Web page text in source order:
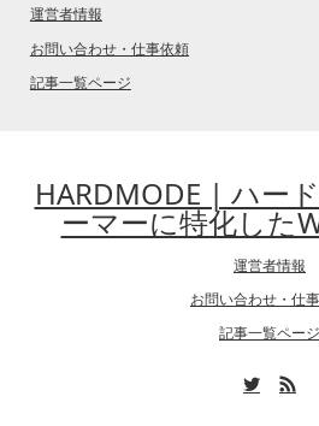
運営者情報
お問い合わせ・仕事依頼
記事一覧ページ
HARDMODE | ハー
ーマーに特化した
運営者情報
お問い合わせ・仕
記事一覧ページ